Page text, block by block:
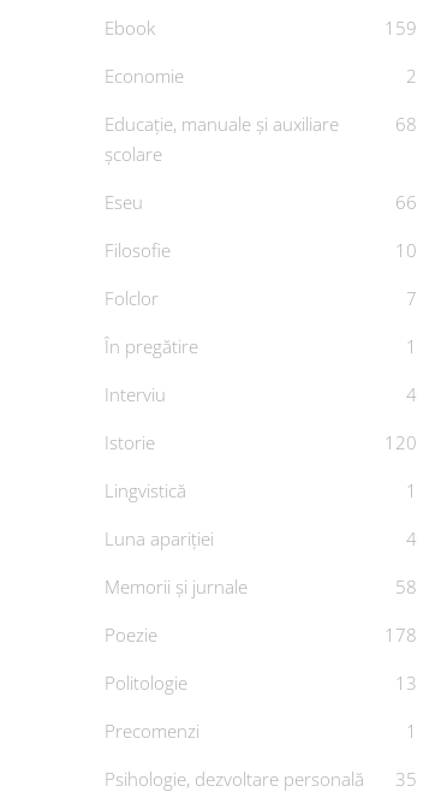
Ebook
159
Economie
2
Educație, manuale și auxiliare
școlare
68
Eseu
66
Filosofie
10
Folclor
7
În pregătire
1
Interviu
4
Istorie
120
Lingvistică
1
Luna apariției
4
Memorii și jurnale
58
Poezie
178
Politologie
13
Precomenzi
1
Psihologie, dezvoltare personală
35